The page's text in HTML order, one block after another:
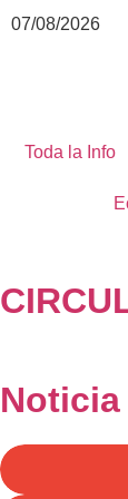
07/08/2026
Toda la Info